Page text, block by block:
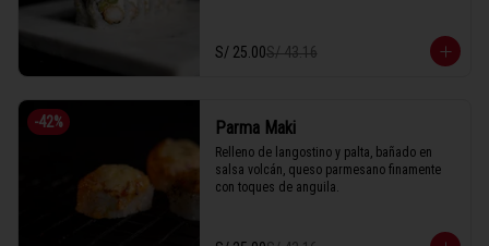
S/ 25.00S/ 43.16
-42% Parma Maki
Relleno de langostino y palta, bañado en
salsa volcán, queso parmesano finamente
con toques de anguila.